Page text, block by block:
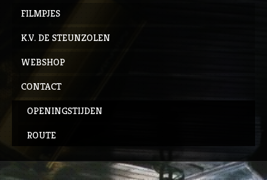
FILMPJES
K.V. DE STEUNZOLEN
WEBSHOP
CONTACT
OPENINGSTIJDEN
ROUTE